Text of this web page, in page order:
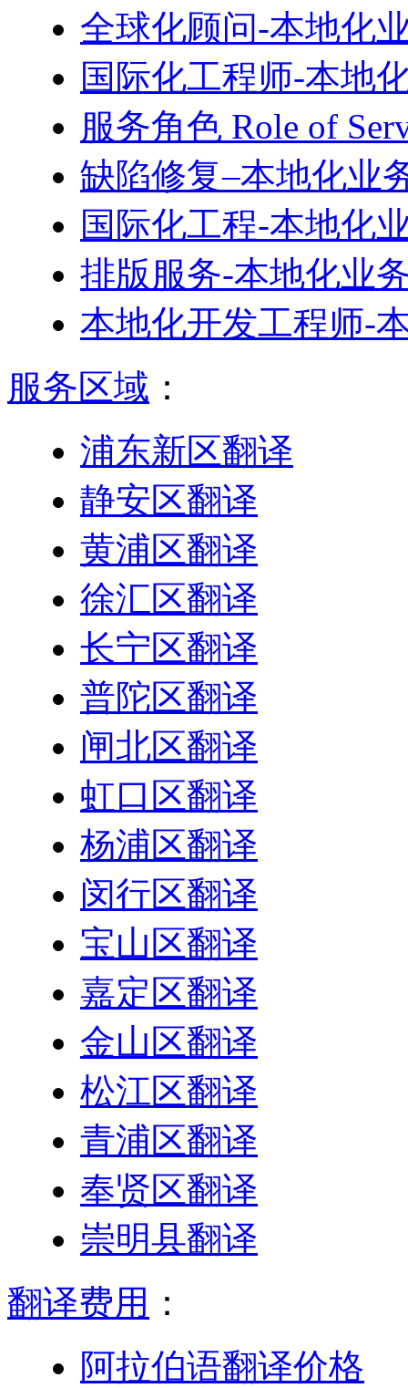
全球化顾问-本地化
国际化工程师-本地
服务角色 Role of
缺陷修复–本地化业
国际化工程-本地化
排版服务-本地化业
本地化开发工程师-
服务区域 ：
浦东新区翻译
静安区翻译
黄浦区翻译
徐汇区翻译
长宁区翻译
普陀区翻译
闸北区翻译
虹口区翻译
杨浦区翻译
闵行区翻译
宝山区翻译
嘉定区翻译
金山区翻译
松江区翻译
青浦区翻译
奉贤区翻译
崇明县翻译
翻译费用 ：
阿拉伯语翻译价格